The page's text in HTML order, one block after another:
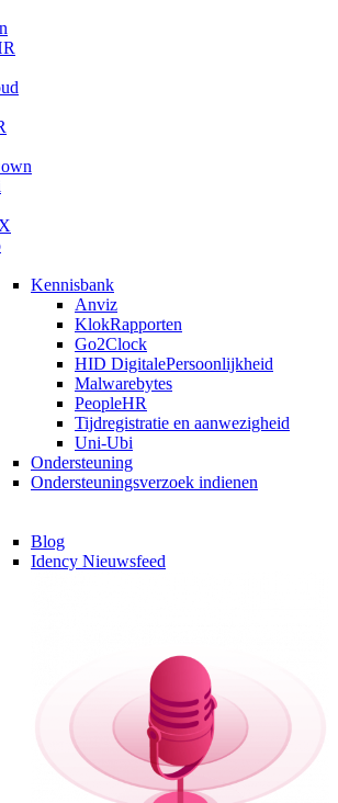
Kennisbank
Anviz
KlokRapporten
Go2Clock
HID DigitalePersoonlijkheid
Malwarebytes
PeopleHR
Tijdregistratie en aanwezigheid
Uni-Ubi
Ondersteuning
Ondersteuningsverzoek indienen
Blog
Idency Nieuwsfeed